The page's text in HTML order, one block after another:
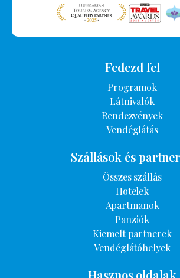
Fedezd fel
Programok
Látnivalók
Rendezvények
Vendéglátás
Szállások és
Összes szállás
Hotelek
Apartmanok
Panziók
Kiemelt partnerek
Vendéglátóhelyek
Hasznos oldalak